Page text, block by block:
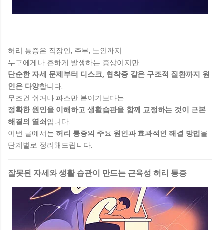
허리 통증은 직장인, 주부, 노인까지
누구에게나 흔하게 발생하는 증상이지만
단순한 자세 문제부터 디스크, 협착증 같은 구조적 질환까지 원
인은 다양합니다.
무조건 쉬거나 파스만 붙이기보다는
정확한 원인을 이해하고 생활습관을 함께 교정하는 것이 근본
해결의 열쇠 입니다.
이번 글에서는 허리 통증의 주요 원인과 효과적인 해결 방법 을
단계별로 정리해드립니다.
잘못된 자세와 생활 습관이 만드는 근육성 허리 통증